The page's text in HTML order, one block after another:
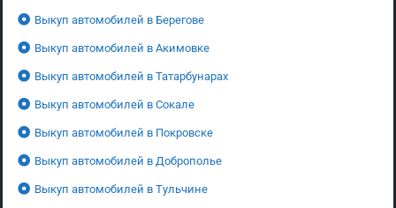
Выкуп автомобилей в Берегове
Выкуп автомобилей в Акимовке
Выкуп автомобилей в Татарбунарах
Выкуп автомобилей в Сокале
Выкуп автомобилей в Покровске
Выкуп автомобилей в Доброполье
Выкуп автомобилей в Тульчине